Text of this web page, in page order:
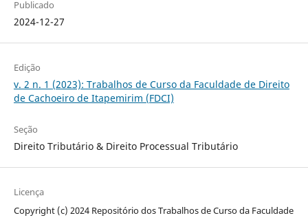
Publicado
2024-12-27
Edição
v. 2 n. 1 (2023): Trabalhos de Curso da Faculdade de Direito
de Cachoeiro de Itapemirim (FDCI)
Seção
Direito Tributário & Direito Processual Tributário
Licença
Copyright (c) 2024 Repositório dos Trabalhos de Curso da Faculdade